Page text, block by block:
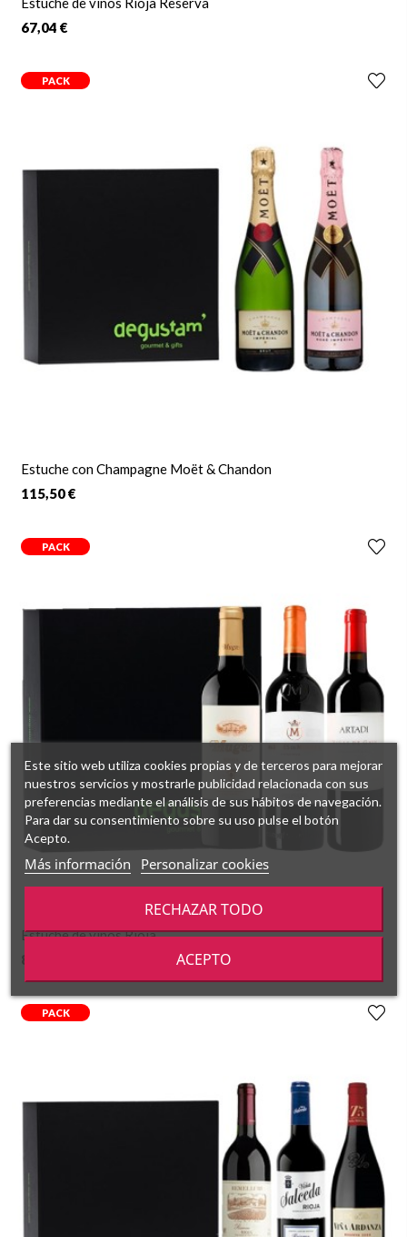
67,04 €
PACK
Estuche con Champagne Moët & Chandon
115,50 €
PACK
Estuche de vinos Rioja
87,10 €
PACK
Este sitio web utiliza cookies propias y de terceros para mejorar
nuestros servicios y mostrarle publicidad relacionada con sus
preferencias mediante el análisis de sus hábitos de navegación.
Para dar su consentimiento sobre su uso pulse el botón
Acepto.
Más información Personalizar cookies
RECHAZAR TODO
ACEPTO